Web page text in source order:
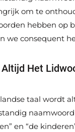
om te
hebben op
we consequent
Het
taal wordt
naamwoord
en “de